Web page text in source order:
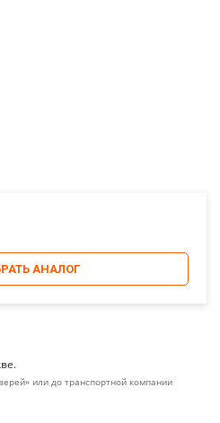
АНАЛОГ
или до транспортной компании